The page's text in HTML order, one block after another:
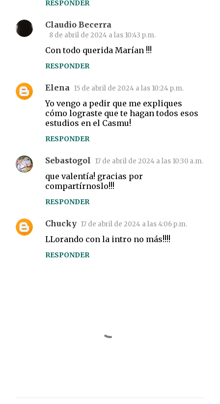
RESPONDER
Claudio Becerra
8 de abril de 2024 a las 10:43 p.m.
Con todo querida Marían !!!
RESPONDER
Elena 15 de abril de 2024 a las 10:24 p.m.
Yo vengo a pedir que me expliques
cómo lograste que te hagan todos esos
estudios en el Casmu!
RESPONDER
Sebastogol 17 de abril de 2024 a las 10:30 a.m.
que valentía! gracias por
compartírnoslo!!!
RESPONDER
Chucky 17 de abril de 2024 a las 4:06 p.m.
LLorando con la intro no más!!!!
RESPONDER